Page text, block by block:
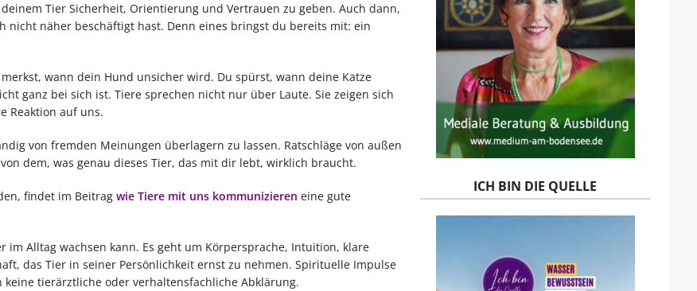
Tier Sicherheit, Orientierung und Vertrauen zu geben. Auch dann,
näher beschäftigt hast. Denn eines bringst du bereits mit: ein
wann dein Hund unsicher wird. Du spürst, wann deine Katze
ganz bei sich ist. Tiere sprechen nicht nur über Laute. Sie zeigen sich
Reaktion auf uns.
von fremden Meinungen überlagern zu lassen. Ratschläge von außen
dem, was genau dieses Tier, das mit dir lebt, wirklich braucht.
findet im Beitrag wie Tiere mit uns kommunizieren eine gute
im Alltag wachsen kann. Es geht um Körpersprache, Intuition, klare
das Tier in seiner Persönlichkeit ernst zu nehmen. Spirituelle Impulse
tierärztliche oder verhaltensfachliche Abklärung.
ICH BIN DIE QUELLE